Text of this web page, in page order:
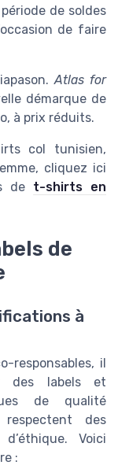
de soldes
de faire
Atlas for
démarque de
à prix réduits.
col tunisien,
cliquez ici
de t-shirts en
de
à
responsables, il
des labels et
de qualité
des
Voici
: